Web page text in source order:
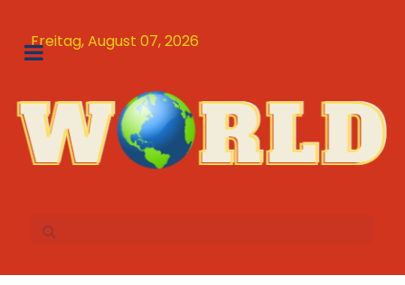
Freitag, August 07, 2026